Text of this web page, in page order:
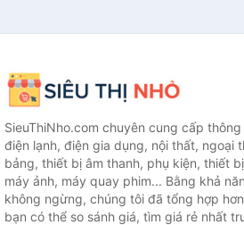
SieuThiNho.com chuyên cung cấp
điện lạnh, điện gia dụng, nội thất, ngoại
bảng, thiết bị âm thanh, phụ kiện, thiết
máy ảnh, máy quay phim... Bằng khả
không ngừng, chúng tôi đã tổng hợp
bạn có thể so sánh giá, tìm giá rẻ nhất